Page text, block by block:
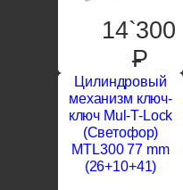
14`300
P
Цилиндровый
механизм ключ-
ключ Mul-T-Lock
(Светофор)
MTL300 77 mm
(26+10+41)